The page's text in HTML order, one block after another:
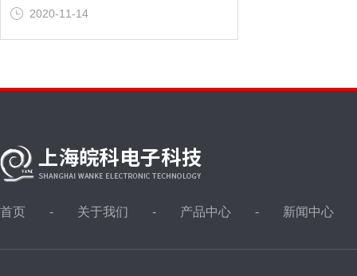
2020-11-14
首页 关于我们 产品中心 新闻中心